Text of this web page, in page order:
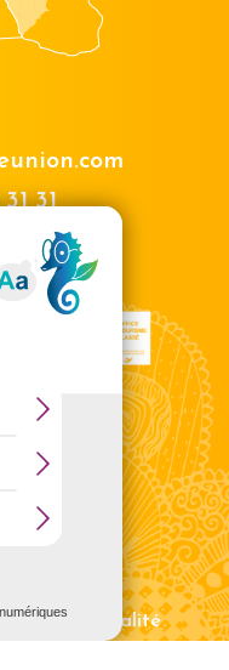
Masquer le
31
confidentialité